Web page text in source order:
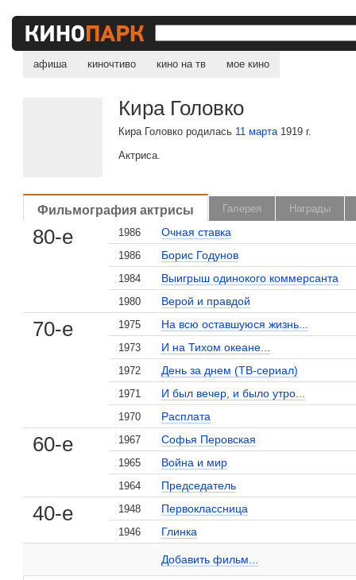
афиша киночтиво кино на тв мое кино
Кира Головко
Кира Головко родилась 11 марта1919 г.
Актриса.
Фильмография актрисы Галерея Награды
80-е 1986 Очная ставка
1986 Борис Годунов
1984 Выигрыш одинокого коммерсанта
1980 Верой и правдой
70-е 1975 На всю оставшуюся жизнь...
1973 И на Тихом океане...
1972 День за днем (ТВ-сериал)
1971 И был вечер, и было утро...
1970 Расплата
60-е 1967 Софья Перовская
1965 Война и мир
1964 Председатель
40-е 1948 Первоклассница
1946 Глинка
Добавить фильм...
Кира Головко на сайте Кино-Театр.ru
, поделитесь своим мнением